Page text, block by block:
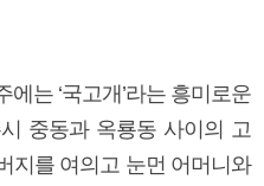
는 ‘국고개’라는 흥미로운
중동과 옥룡동 사이의 고
지를 여의고 눈먼 어머니와